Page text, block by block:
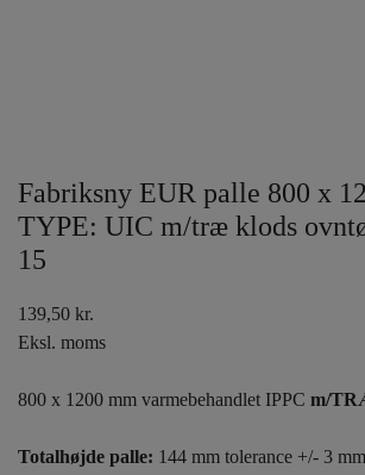
Fabriksny EUR palle 800 x
TYPE: UIC m/træ klods
15
139,50 kr.
Eksl. moms
800 x 1200 mm varmebehandlet IPPC m/
Totalhøjde palle: 144 mm tolerance +/- 3 mm